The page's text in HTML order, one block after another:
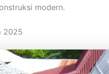
modern.
2025